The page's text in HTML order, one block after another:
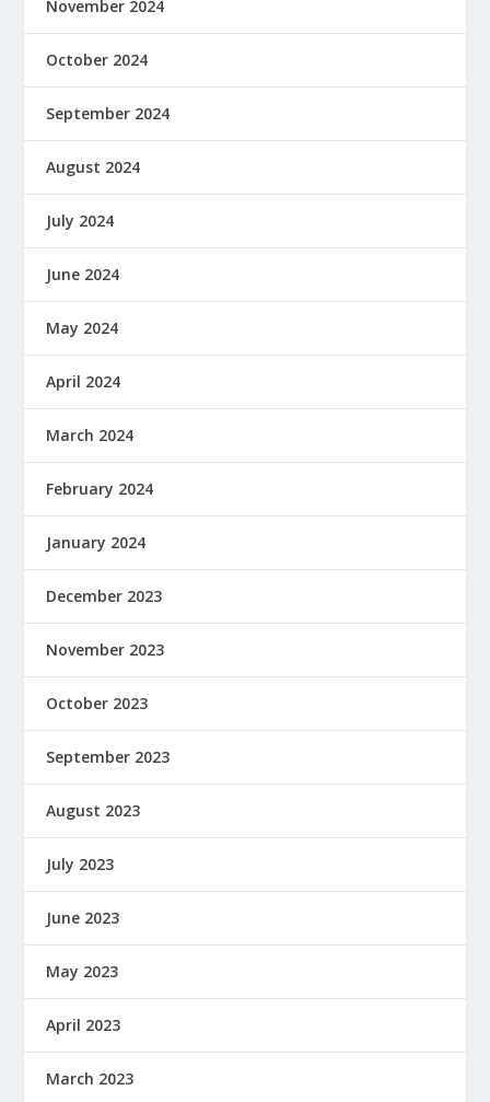
November 2024
October 2024
September 2024
August 2024
July 2024
June 2024
May 2024
April 2024
March 2024
February 2024
January 2024
December 2023
November 2023
October 2023
September 2023
August 2023
July 2023
June 2023
May 2023
April 2023
March 2023